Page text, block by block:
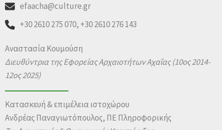
efaacha@culture.gr
+30 2610 275 070, +30 2610 276 143
Αναστασία Κουμούση
Διευθύντρια της Εφορείας Αρχαιοτήτων Αχαΐας (10ος 2014-
12ος 2025)
Κατασκευή & επιμέλεια ιστοχώρου
Ανδρέας Παναγιωτόπουλος, ΠΕ Πληροφορικής